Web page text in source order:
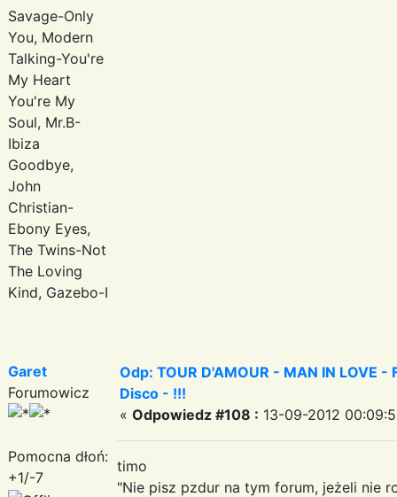
Savage-Only
You, Modern
Talking-You're
My Heart
You're My
Soul, Mr.B-
Ibiza
Goodbye,
John
Christian-
Ebony Eyes,
The Twins-Not
The Loving
Kind, Gazebo-I
Garet
Forumowicz
Pomocna dłoń:
+1/-7
Odp: TOUR D'AMOUR - MAN IN LOVE
Disco - !!!
« Odpowiedz #108 : 13-09-2012
timo
"Nie pisz pzdur na tym forum, jeżeli nie